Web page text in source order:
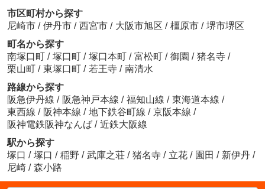
市区町村から探す
尼崎市 / 伊丹市 / 西宮市 / 大阪市旭区 / 橿原市 / 堺市堺区
町名から探す
南塚口町 / 塚口町 / 塚口本町 / 富松町 / 御園 / 猪名寺 /
栗山町 / 東塚口町 / 若王寺 / 南清水
路線から探す
阪急伊丹線 / 阪急神戸本線 / 福知山線 / 東海道本線 /
東西線 / 阪神本線 / 地下鉄谷町線 / 京阪本線 /
阪神電鉄阪神なんば / 近鉄大阪線
駅から探す
塚口 / 塚口 / 稲野 / 武庫之荘 / 猪名寺 / 立花 / 園田 / 新伊丹 /
尼崎 / 森小路